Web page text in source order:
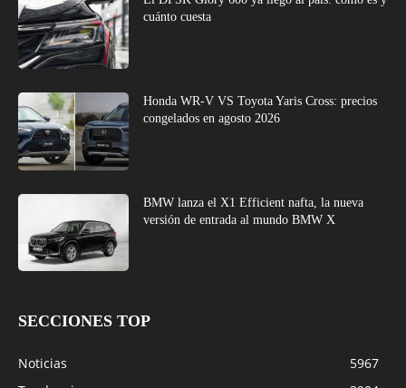
cuánto cuesta
Honda WR-V VS Toyota Yaris Cross: precios
congelados en agosto 2026
BMW lanza el X1 Efficient nafta, la nueva
versión de entrada al mundo BMW X
SECCIONES TOP
Noticias
5967